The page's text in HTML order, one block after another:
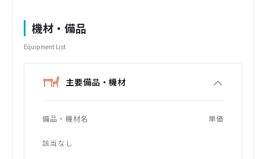
機材・備品
Equipment List
主要備品・機材
備品・機材名 単価
該当なし